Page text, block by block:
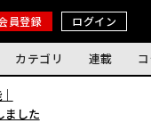
員登録 ログイン
カテゴリ 連載
ました